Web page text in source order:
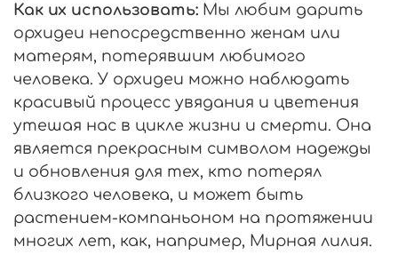
Как их использовать: Мы любим дарить
орхидеи непосредственно женам или
матерям, потерявшим любимого
человека. У орхидеи можно наблюдать
красивый процесс увядания и цветения
утешая нас в цикле жизни и смерти. Она
является прекрасным символом надежды
и обновления для тех, кто потерял
близкого человека, и может быть
растением-компаньоном на протяжении
многих лет, как, например, Мирная лилия.